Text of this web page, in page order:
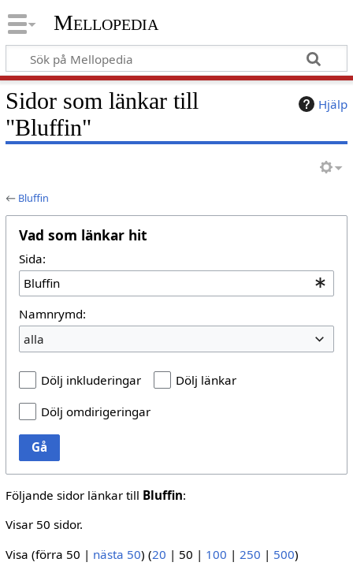
Mellopedia
Hjälp
Sidor som länkar till
"Bluffin"
← Bluffin
Vad som länkar hit
Sida:
Namnrymd:
alla
Dölj inkluderingar
Dölj länkar
Dölj omdirigeringar
Gå
Följande sidor länkar till Bluffin:
Visar 50 sidor.
Visa (förra 50 | nästa 50) (20 | 50 | 100 | 250 | 500)